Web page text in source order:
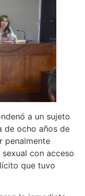
a un sujeto
de ocho años de
penalmente
con acceso
que tuvo